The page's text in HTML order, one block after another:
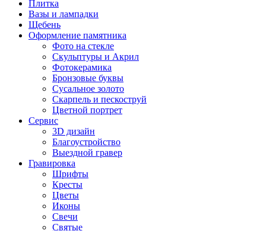
Плитка
Вазы и лампадки
Щебень
Оформление памятника
Фото на стекле
Скульптуры и Акрил
Фотокерамика
Бронзовые буквы
Сусальное золото
Скарпель и пескоструй
Цветной портрет
Сервис
3D дизайн
Благоустройство
Выездной гравер
Гравировка
Шрифты
Кресты
Цветы
Иконы
Свечи
Святые